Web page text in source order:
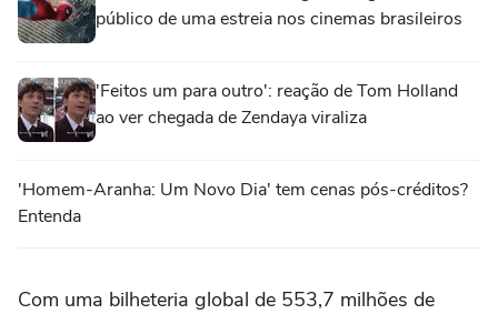
público de uma estreia nos cinemas brasileiros
'Feitos um para outro': reação de Tom Holland
ao ver chegada de Zendaya viraliza
'Homem-Aranha: Um Novo Dia' tem cenas pós-créditos?
Entenda
Com uma bilheteria global de 553,7 milhões de